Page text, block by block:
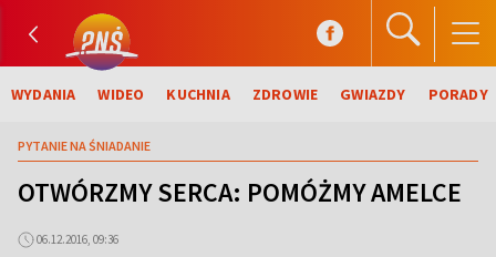
WYDANIA WIDEO KUCHNIA ZDROWIE GWIAZDY PORADY
PYTANIE NA ŚNIADANIE
OTWÓRZMY SERCA: POMÓŻMY AMELCE
06.12.2016, 09:36